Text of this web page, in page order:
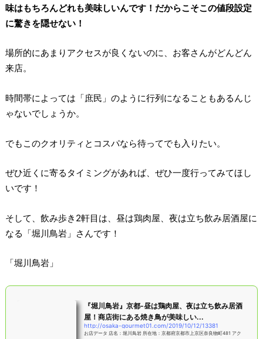
味はもちろんどれも美味しいんです！だからこそこの値段設定
に驚きを隠せない！
場所的にあまりアクセスが良くないのに、お客さんがどんどん
来店。
時間帯によっては「庶民」のように行列になることもあるんじ
ゃないでしょうか。
でもこのクオリティとコスパなら待ってでも入りたい。
ぜひ近くに寄るタイミングがあれば、ぜひ一度行ってみてほし
いです！
そして、飲み歩き2軒目は、昼は鶏肉屋、夜は立ち飲み居酒屋に
なる「堀川鳥岩」さんです！
「堀川鳥岩」
『堀川鳥岩』京都-昼は鶏肉屋、夜は立ち飲み居酒
屋！商店街にある焼き鳥が美味しい...
http://osaka-gourmet01.com/2019/10/12/13381
お店データ 店名：堀川鳥岩 所在地：京都府京都市上京区奈良物町481 アク